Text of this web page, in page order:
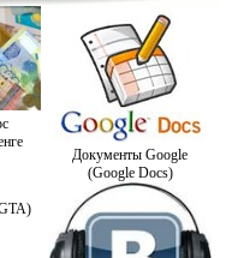
Документы Google
(Google Docs)